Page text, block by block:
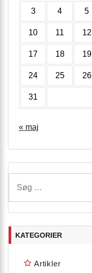
3 4 5
10 11 12
17 18 19
24 25 26
31
« maj
efter:
KATEGORIER
Artikler